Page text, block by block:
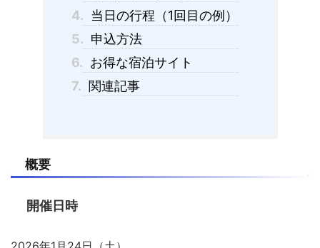
4. 当日の行程（1回目の例）
5. 申込方法
6. お得な宿泊サイト
7. 関連記事
概要
開催日時